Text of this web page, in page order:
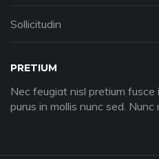
Sollicitudin
PRETIUM
Nec feugiat nisl pretium
purus in mollis nunc sed.